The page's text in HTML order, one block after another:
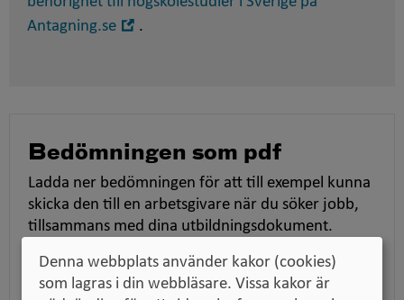
Antagning.se
.
Bedömningen som pdf
Ladda ner bedömningen för att till exempel kunna
skicka den till en arbetsgivare när du söker jobb,
tillsammans med dina utbildningsdokument.
Ladda ner pdf
Denna webbplats använder kakor (cookies)
som lagras i din webbläsare. Vissa kakor är